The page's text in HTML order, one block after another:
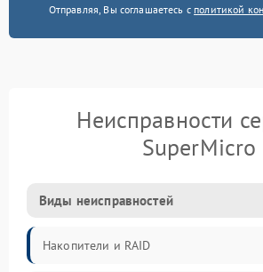
Отправляя, Вы соглашаетесь с политикой
Неисправности
SuperMicro
Виды неисправностей
Накопители и RAID